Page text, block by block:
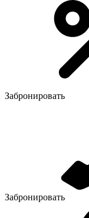
Забронировать
Забронировать